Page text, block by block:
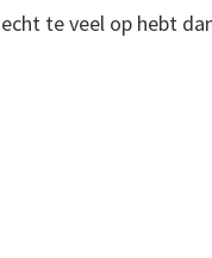
te veel op hebt